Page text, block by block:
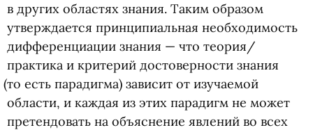
в других областях знания. Таким образом
утверждается принципиальная необходимость
дифференциации знания — что теория/
практика и критерий достоверности знания
(то есть парадигма) зависит от изучаемой
области, и каждая из этих парадигм не может
претендовать на объяснение явлений во всех